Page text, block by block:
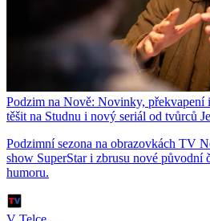
Podzim na Nově: Novinky, překvapení
těšit na Studnu i nový seriál od tvůrců
Podzimní sezona na obrazovkách TV
show SuperStar i zbrusu nové původní
humoru.